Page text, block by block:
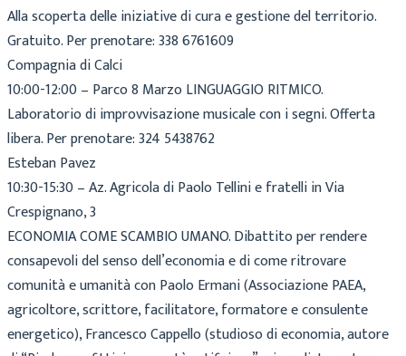
Alla scoperta delle iniziative di cura e gestione del territorio.
Gratuito. Per prenotare: 338 6761609
Compagnia di Calci
10:00-12:00 – Parco 8 Marzo LINGUAGGIO RITMICO.
Laboratorio di improvvisazione musicale con i segni. Offerta
libera. Per prenotare: 324 5438762
Esteban Pavez
10:30-15:30 – Az. Agricola di Paolo Tellini e fratelli in Via
Crespignano, 3
ECONOMIA COME SCAMBIO UMANO. Dibattito per rendere
consapevoli del senso dell’economia e di come ritrovare
comunità e umanità con Paolo Ermani (Associazione PAEA,
agricoltore, scrittore, facilitatore, formatore e consulente
energetico), Francesco Cappello (studioso di economia, autore